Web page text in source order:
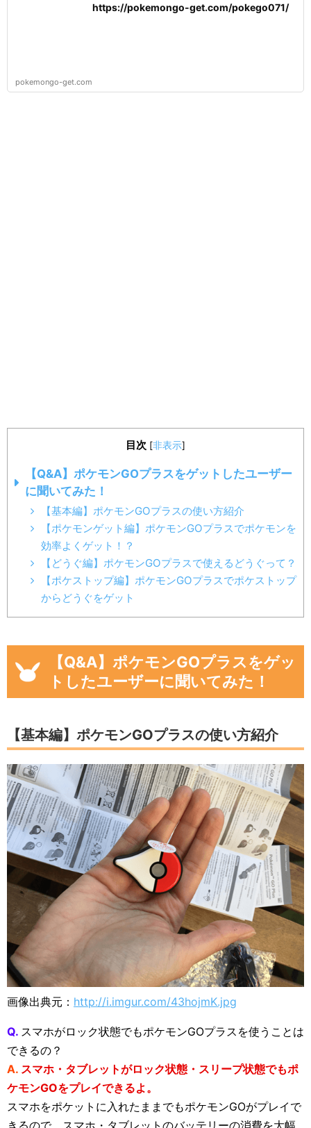
https://pokemongo-get.com/pokego071/
pokemongo-get.com
目次 [非表示]
【Q&A】ポケモンGOプラスをゲットしたユーザー
に聞いてみた！
【基本編】ポケモンGOプラスの使い方紹介
【ポケモンゲット編】ポケモンGOプラスでポケモンを
効率よくゲット！？
【どうぐ編】ポケモンGOプラスで使えるどうぐって？
【ポケストップ編】ポケモンGOプラスでポケストップ
からどうぐをゲット
【Q&A】ポケモンGOプラスをゲッ
トしたユーザーに聞いてみた！
【基本編】ポケモンGOプラスの使い方紹介
画像出典元： http://i.imgur.com/43hojmK.jpg
Q. スマホがロック状態でもポケモンGOプラスを使うことは
できるの？
A. スマホ・タブレットがロック状態・スリープ状態でもポ
ケモンGOをプレイできるよ。
スマホをポケットに入れたままでもポケモンGOがプレイで
きるので、スマホ・タブレットのバッテリーの消費を大幅